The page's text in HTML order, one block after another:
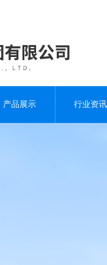
产品展示 行业资讯